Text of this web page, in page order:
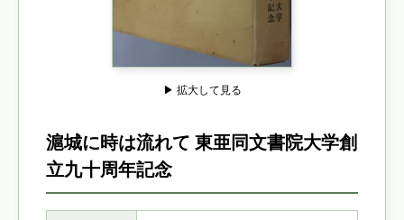
▶ 拡大して見る
滬城に時は流れて 東亜同文書院大学創
立九十周年記念